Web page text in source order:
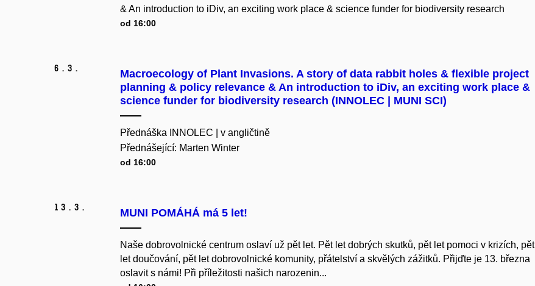
& An introduction to iDiv, an exciting work place & science funder for biodiversity research
od 16:00
6. 3.
Macroecology of Plant Invasions. A story of data rabbit holes & flexible project
planning & policy relevance & An introduction to iDiv, an exciting work place &
science funder for biodiversity research (INNOLEC | MUNI SCI)
Přednáška INNOLEC | v angličtině
Přednášející: Marten Winter
od 16:00
13. 3. MUNI POMÁHÁ má 5 let!
Naše dobrovolnické centrum oslaví už pět let. Pět let dobrých skutků, pět let pomoci v krizích, pět
let doučování, pět let dobrovolnické komunity, přátelství a skvělých zážitků. Přijďte je 13. března
oslavit s námi! Při příležitosti našich narozenin...